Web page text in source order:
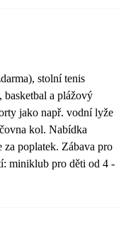
stolní tenis
basketbal a plážový
jako např. vodní lyže
kol. Nabídka
za poplatek. Zábava pro
miniklub pro děti od 4 -